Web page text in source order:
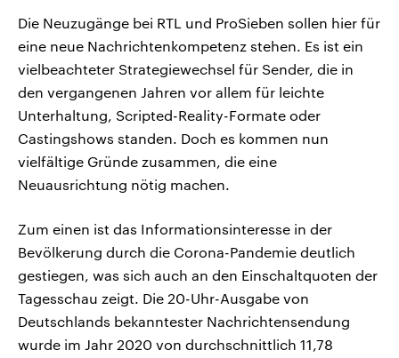
Die Neuzugänge bei RTL und ProSieben sollen hier für
eine neue Nachrichtenkompetenz stehen. Es ist ein
vielbeachteter Strategiewechsel für Sender, die in
den vergangenen Jahren vor allem für leichte
Unterhaltung, Scripted-Reality-Formate oder
Castingshows standen. Doch es kommen nun
vielfältige Gründe zusammen, die eine
Neuausrichtung nötig machen.
Zum einen ist das Informationsinteresse in der
Bevölkerung durch die Corona-Pandemie deutlich
gestiegen, was sich auch an den Einschaltquoten der
Tagesschau zeigt. Die 20-Uhr-Ausgabe von
Deutschlands bekanntester Nachrichtensendung
wurde im Jahr 2020 von durchschnittlich 11,78